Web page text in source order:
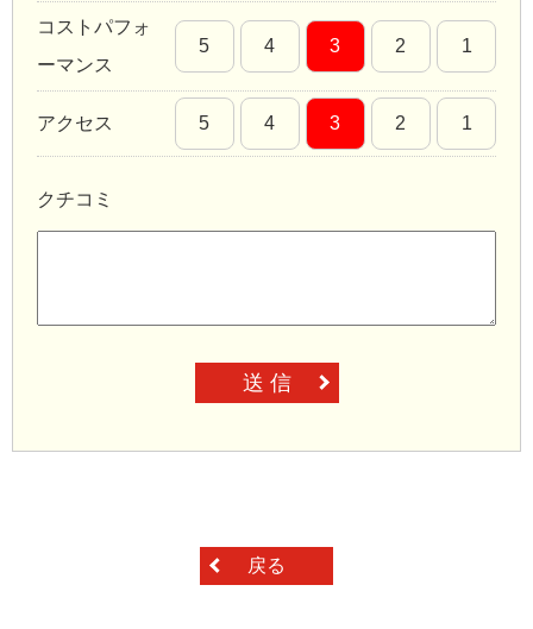
コストパフォ
ーマンス
5 4 3 2 1
アクセス 5 4 3 2 1
クチコミ
送 信
戻る